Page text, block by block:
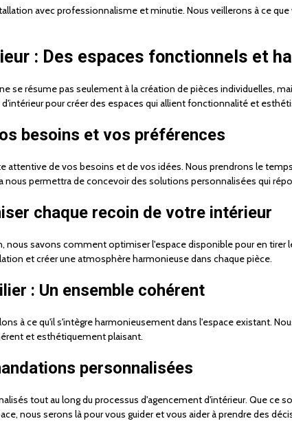
avec professionnalisme et minutie. Nous veillerons à ce
: Des espaces fonctionnels et
se résume pas seulement à la création de pièces individuelles,
pour créer des espaces qui allient fonctionnalité et
besoins et vos préférences
attentive de vos besoins et de vos idées. Nous prendrons le
nous permettra de concevoir des solutions personnalisées qui
chaque recoin de votre intérieur
nous savons comment optimiser l'espace disponible pour en tirer
et créer une atmosphère harmonieuse dans chaque pièce.
: Un ensemble cohérent
à ce qu'il s'intègre harmonieusement dans l'espace existant.
et esthétiquement plaisant.
personnalisées
tout au long du processus d'agencement d'intérieur. Que ce
nous serons là pour vous guider et vous aider à prendre des